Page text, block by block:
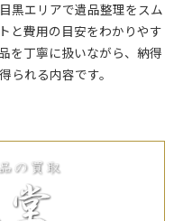
黒エリアで遺品整理をスム
と費用の目安をわかりやす
を丁寧に扱いながら、納得
られる内容です。